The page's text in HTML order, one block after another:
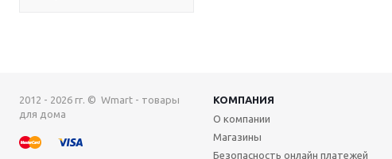
2012 - 2026 гг. © Wmart - товары
для дома
КОМПАНИЯ
О компании
Магазины
Безопасность онлайн платежей